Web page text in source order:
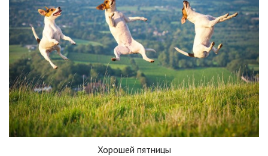
Хорошей пятницы